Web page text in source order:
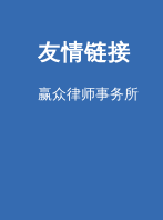
友情链接
赢众律师事务所